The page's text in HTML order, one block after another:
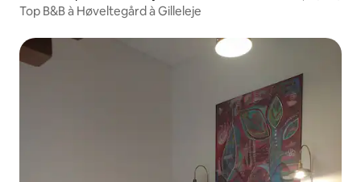
Top B&B à Høveltegård à Gilleleje